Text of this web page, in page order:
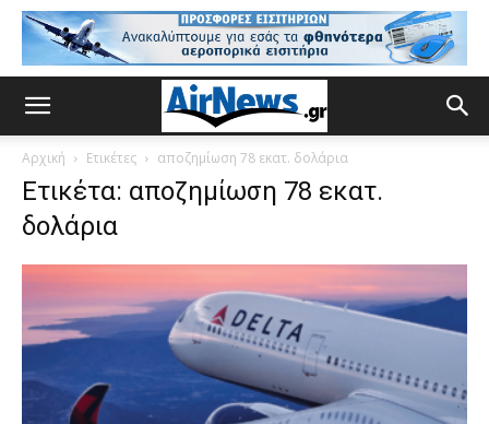
Αρχική Ετικέτες αποζημίωση 78 εκατ. δολάρια
Ετικέτα: αποζημίωση 78 εκατ.
δολάρια